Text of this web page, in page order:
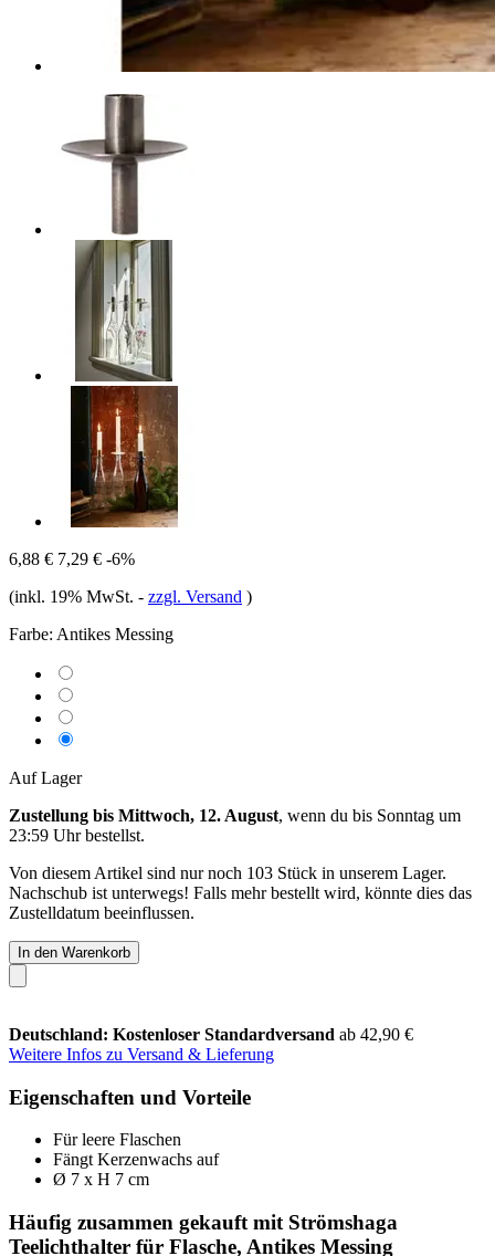
6,88 € 7,29 € -6%
(inkl. 19% MwSt. - zzgl. Versand )
Farbe: Antikes Messing
Auf Lager
Zustellung bis Mittwoch, 12. August, wenn du bis Sonntag um
23:59 Uhrbestellst.
Von diesem Artikel sind nur noch 103 Stück in unserem Lager.
Nachschub ist unterwegs! Falls mehr bestellt wird, könnte dies das
Zustelldatum beeinflussen.
In den Warenkorb
Deutschland: Kostenloser Standardversand ab 42,90 €
Weitere Infos zu Versand & Lieferung
Eigenschaften und Vorteile
Für leere Flaschen
Fängt Kerzenwachs auf
Ø 7 x H 7 cm
Häufig zusammen gekauft mit Strömshaga
Teelichthalter für Flasche, Antikes Messing